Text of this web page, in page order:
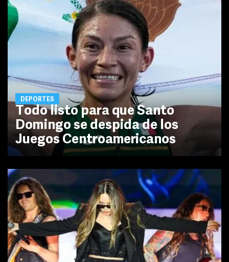
DEPORTES
Todo listo para que Santo
Domingo se despida de los
Juegos Centroamericanos